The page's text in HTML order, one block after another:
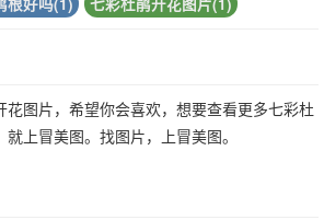
图片，希望你会喜欢，想要查看更多七彩杜
上冒美图。找图片，上冒美图。